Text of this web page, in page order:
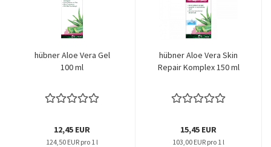
hübner Aloe Vera Gel
100 ml
12,45 EUR
124,50 EUR pro 1 l
hübner Aloe Vera Skin
Repair Komplex 150 ml
15,45 EUR
103,00 EUR pro 1 l